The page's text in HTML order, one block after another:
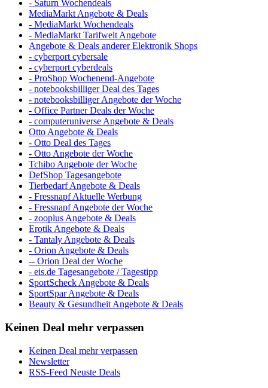
- Saturn Wochendeals
MediaMarkt Angebote & Deals
- MediaMarkt Wochendeals
- MediaMarkt Tarifwelt Angebote
Angebote & Deals anderer Elektronik Shops
- cyberport cybersale
- cyberport cyberdeals
- ProShop Wochenend-Angebote
- notebooksbilliger Deal des Tages
- notebooksbilliger Angebote der Woche
- Office Partner Deals der Woche
- computeruniverse Angebote & Deals
Otto Angebote & Deals
- Otto Deal des Tages
- Otto Angebote der Woche
Tchibo Angebote der Woche
DefShop Tagesangebote
Tierbedarf Angebote & Deals
- Fressnapf Aktuelle Werbung
- Fressnapf Angebote der Woche
- zooplus Angebote & Deals
Erotik Angebote & Deals
- Tantaly Angebote & Deals
- Orion Angebote & Deals
-- Orion Deal der Woche
- eis.de Tagesangebote / Tagestipp
SportScheck Angebote & Deals
SportSpar Angebote & Deals
Beauty & Gesundheit Angebote & Deals
Keinen Deal mehr verpassen
Keinen Deal mehr verpassen
Newsletter
RSS-Feed Neuste Deals